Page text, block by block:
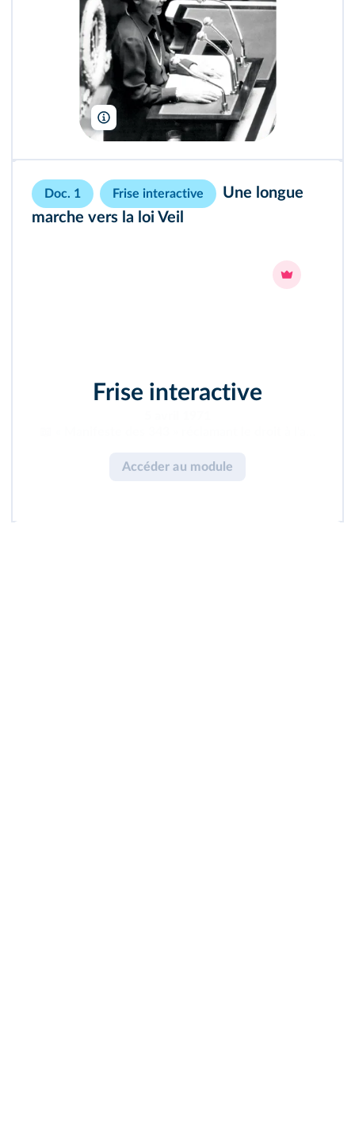
Keystone Press/Alamy
Doc. 1 Frise interactive
Une longue
marche vers la loi Veil
Frise interactive
Accéder au module